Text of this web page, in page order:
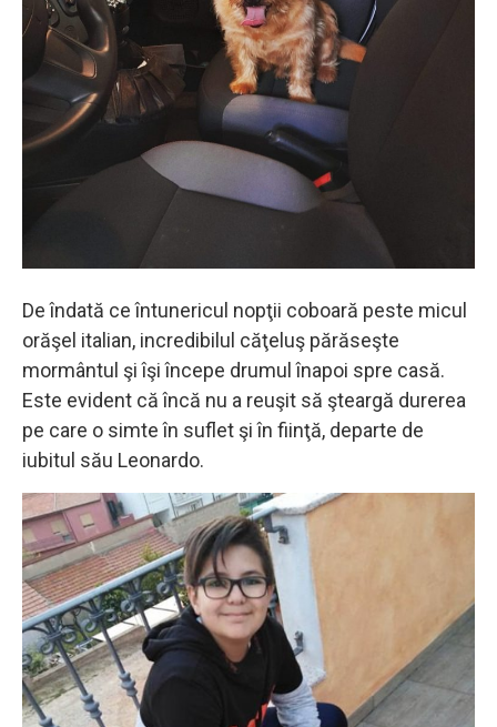
De îndată ce întunericul nopţii coboară peste micul
orăşel italian, incredibilul căţeluş părăseşte
mormântul şi îşi începe drumul înapoi spre casă.
Este evident că încă nu a reuşit să şteargă durerea
pe care o simte în suflet şi în fiinţă, departe de
iubitul său Leonardo.